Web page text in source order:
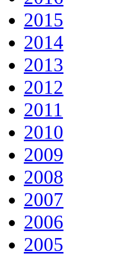
2015
2014
2013
2012
2011
2010
2009
2008
2007
2006
2005